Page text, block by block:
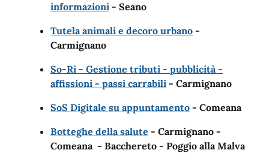
informazioni - Seano
Tutela animali e decoro urbano -
Carmignano
So-Ri - Gestione tributi - pubblicità -
affissioni - passi carrabili - Carmignano
SoS Digitale su appuntamento - Comeana
Botteghe della salute - Carmignano -
Comeana - Bacchereto - Poggio alla Malva